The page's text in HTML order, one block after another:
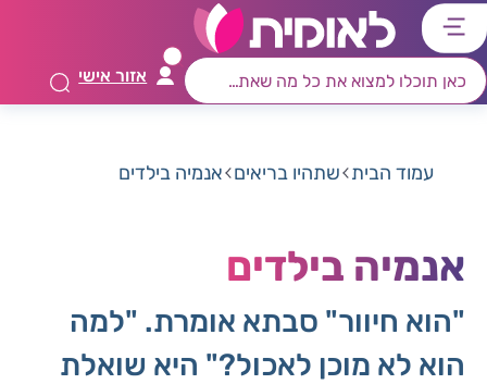
דלג
לתפריט
ראשי
דלג
לרכיב
חיפוש
דלג
לתוכן
מרכזי
דלג
לאזור
קישורים
אזור אישי
עמוד הבית שתהיו בריאים אנמיה בילדים
אנמיה בילדים
"הוא חיוור" סבתא אומרת. "למה
הוא לא מוכן לאכול?" היא שואלת